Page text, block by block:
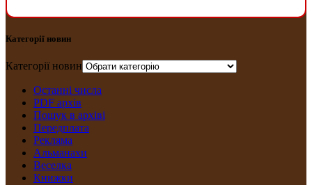
Категорії новин
Категорії новин
Останні числа
PDF архів
Пошук в архіві
Передплата
Рекляма
Альманахи
Веселка
Книжки